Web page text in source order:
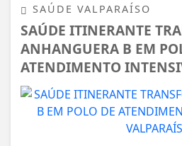
SAÚDE VALPARAÍSO
SAÚDE ITINERANTE
ANHANGUERA B EM
ATENDIMENTO